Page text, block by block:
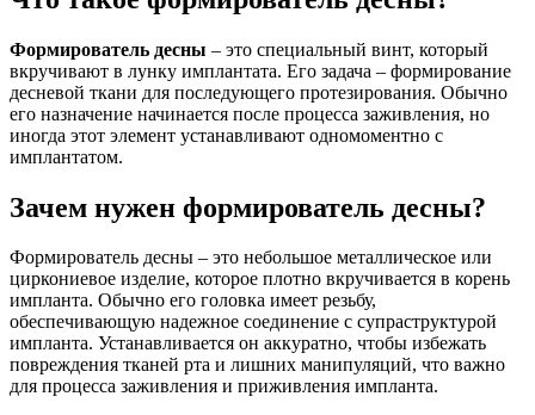
Формирователь десны – это специальный винт, который
вкручивают в лунку имплантата. Его задача – формирование
десневой ткани для последующего протезирования. Обычно
его назначение начинается после процесса заживления, но
иногда этот элемент устанавливают одномоментно с
имплантатом.
Зачем нужен формирователь десны?
Формирователь десны – это небольшое металлическое или
циркониевое изделие, которое плотно вкручивается в корень
импланта. Обычно его головка имеет резьбу,
обеспечивающую надежное соединение с супраструктурой
импланта. Устанавливается он аккуратно, чтобы избежать
повреждения тканей рта и лишних манипуляций, что важно
для процесса заживления и приживления импланта.